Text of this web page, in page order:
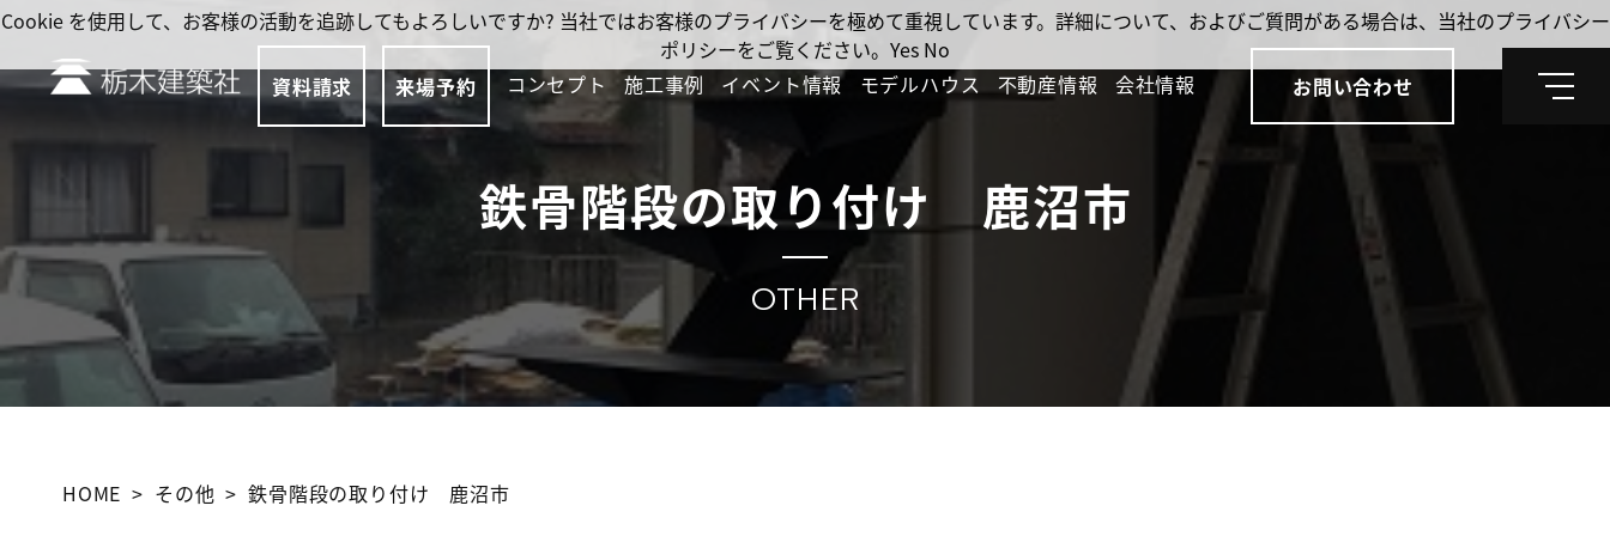
資料請求 来場予約 コンセプト 施工事例 イベント情報 モデルハウス 不動産情報 会社情報 お問い合わせ
メ
鉄骨階段の取り付け 鹿沼市
OTHER
HOME その他 鉄骨階段の取り付け 鹿沼市
Cookie を使用して、お客様の活動を追跡してもよろしいですか? 当社ではお客様のプライバシーを極めて重視しています。詳細について、およびご質問がある場合は、当社のプライバシー
ポリシーをご覧ください。 Yes No